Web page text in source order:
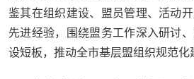
鉴其在组织建设、盟员管理、活动
先进经验，围绕盟务工作深入研讨
设短板，推动全市基层盟组织规范化